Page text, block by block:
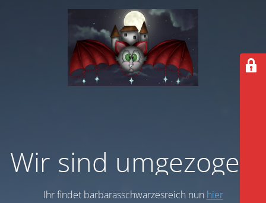
Wir sind umgezogen
Ihr findet barbarasschwarzesreich nun hier